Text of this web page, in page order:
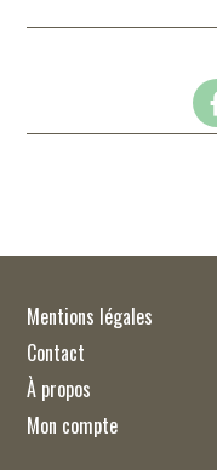
Mentions légales
Contact
À propos
Mon compte